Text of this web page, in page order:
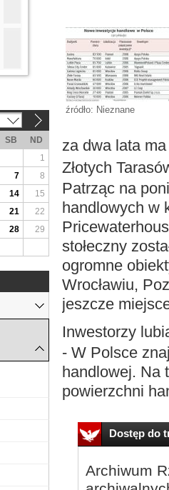
źródło: Nieznane
za dwa lata
Złotych
Patrząc na
handlowych w
stołeczny
ogromne
Wrocławiu,
jeszcze
Inwestorzy
- W Polsce
handlowej. Na
powierzchni
Dostęp do
Archiwum
SB
ND
1
7
8
14
15
21
22
28
29